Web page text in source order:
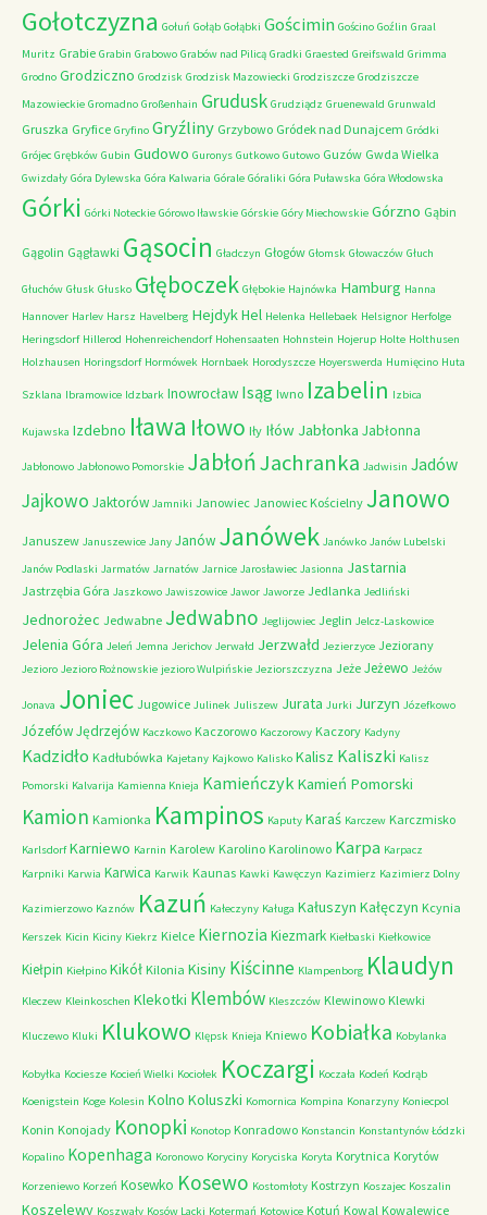
Gołotczyzna Gołuń Gołąb Gołąbki Gościmin Gościno Goźlin Graal
Muritz Grabie Grabin Grabowo Grabów nad Pilicą Gradki Graested Greifswald Grimma
Grodno Grodziczno Grodzisk Grodzisk Mazowiecki Grodziszcze Grodziszcze
Mazowieckie Gromadno Großenhain Grudusk Grudziądz Gruenewald Grunwald
Gruszka Gryfice Gryfino Gryźliny Grzybowo Gródek nad Dunajcem Gródki
Grójec Grębków Gubin Gudowo Guronys Gutkowo Gutowo Guzów Gwda Wielka
Gwizdały Góra Dylewska Góra Kalwaria Górale Góraliki Góra Puławska Góra Włodowska
Górki Górki Noteckie Górowo Iławskie Górskie Góry Miechowskie Górzno Gąbin
Gągolin Gągławki Gąsocin Gładczyn Głogów Głomsk Głowaczów Głuch
Głuchów Głusk Głusko Głęboczek Głębokie Hajnówka Hamburg Hanna
Hannover Harlev Harsz Havelberg HejdykHel Helenka Hellebaek Helsignor Herfolge
Heringsdorf Hillerod Hohenreichendorf Hohensaaten Hohnstein Hojerup Holte Holthusen
Holzhausen Horingsdorf Hormówek Hornbaek Horodyszcze Hoyerswerda Humięcino Huta
Szklana Ibramowice Idzbark Inowrocław Isąg Iwno Izabelin Izbica
Kujawska Izdebno Iława Iłowo Iły Iłów Jabłonka Jabłonna
Jabłonowo Jabłonowo Pomorskie JabłońJachranka Jadwisin Jadów
Jajkowo Jaktorów Jamniki Janowiec Janowiec Kościelny Janowo
Januszew Januszewice Jany Janów Janówek Janówko Janów Lubelski
Janów Podlaski Jarmatów Jarnatów Jarnice Jarosławiec Jasionna Jastarnia
Jastrzębia Góra Jaszkowo Jawiszowice Jawor Jaworze Jedlanka Jedliński
Jednorożec Jedwabne Jedwabno Jeglijowiec Jeglin Jelcz-Laskowice
Jelenia Góra Jeleń Jemna Jerichov Jerwałd Jerzwałd Jezierzyce Jeziorany
Jezioro Jezioro Rożnowskie jezioro Wulpińskie Jeziorszczyzna Jeże Jeżewo Jeżów
Jonava Joniec Jugowice Julinek Juliszew Jurata Jurki Jurzyn Józefkowo
JózefówJędrzejów Kaczkowo Kaczorowo Kaczorowy Kaczory Kadyny
Kadzidło Kadłubówka Kajetany Kajkowo Kalisko Kalisz Kaliszki Kalisz
Pomorski Kalvarija Kamienna Knieja Kamieńczyk Kamień Pomorski
Kamion Kamionka Kampinos Kaputy Karaś Karczew Karczmisko
Karlsdorf Karniewo Karnin Karolew Karolino Karolinowo Karpa Karpacz
Karpniki Karwia Karwica Karwik Kaunas Kawki Kawęczyn Kazimierz Kazimierz Dolny
Kazimierzowo Kaznów Kazuń Kałeczyny Kaługa Kałuszyn Kałęczyn Kcynia
Kerszek Kicin Kiciny Kiekrz Kielce Kiernozia Kiezmark Kiełbaski Kiełkowice
Kiełpin Kiełpino Kikół Kilonia Kisiny Kiścinne Klampenborg Klaudyn
Kleczew Kleinkoschen Klekotki Klembów Kleszczów Klewinowo Klewki
Kluczewo Kluki Klukowo Klępsk Knieja Kniewo Kobiałka Kobylanka
Kobyłka Kociesze Kocień Wielki Kociołek Koczargi Koczała Kodeń Kodrąb
Koenigstein Koge Kolesin Kolno Koluszki Komornica Kompina Konarzyny Koniecpol
Konin Konojady Konopki Konotop Konradowo Konstancin Konstantynów Łódzki
Kopalino Kopenhaga Koronowo Koryciny Koryciska Koryta Korytnica Korytów
Korzeniewo Korzeń Kosewko Kosewo Kostomłoty Kostrzyn Koszajec Koszalin
Koszelewy Koszwały Kosów Lacki Kotermań Kotowice Kotuń Kowal Kowalewice